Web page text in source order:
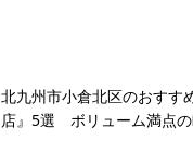
北九州市小倉北区のおすす
店』5選 ボリューム満点